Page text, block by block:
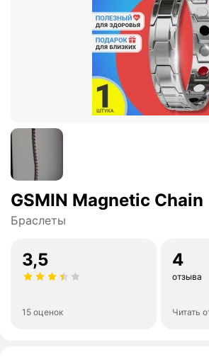
GSMIN Magnetic Chain
Браслеты
3,5
15 оценок
4
отзыва
Читать